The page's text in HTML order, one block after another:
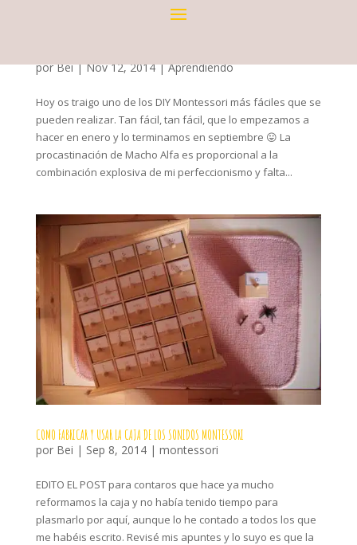
porBei|Nov 12, 2014|Aprendiendo
Hoy os traigo uno de los DIY Montessori más fáciles que se
pueden realizar. Tan fácil, tan fácil, que lo empezamos a
hacer en enero y lo terminamos en septiembre 😛 La
procastinación de Macho Alfa es proporcional a la
combinación explosiva de mi perfeccionismo y falta...
COMO FABRICAR Y USAR LA CAJA DE LOS SONIDOS MONTESSORI
por Bei | Sep 8, 2014| montessori
EDITO EL POST para contaros que hace ya mucho
reformamos la caja y no había tenido tiempo para
plasmarlo por aquí, aunque lo he contado a todos los que
me habéis escrito. Revisé mis apuntes y lo suyo es que la